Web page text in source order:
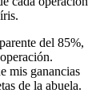
del 85%,
mis ganancias
de la abuela.